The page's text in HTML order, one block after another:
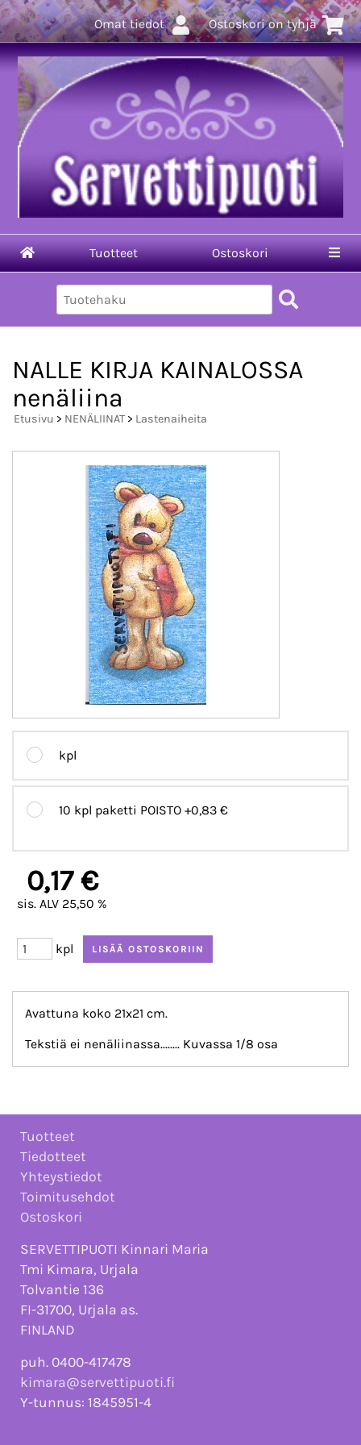
Omat tiedot Ostoskori on tyhjä
Tuotteet Ostoskori
NALLE KIRJA KAINALOSSA
nenäliina
Etusivu > NENÄLIINAT> Lastenaiheita
kpl
10 kpl paketti POISTO +0,83 €
0,17 €
sis. ALV 25,50 %
kpl
Avattuna koko 21x21 cm.
Tekstiä ei nenäliinassa........ Kuvassa 1/8 osa
Tuotteet
Tiedotteet
Yhteystiedot
Toimitusehdot
Ostoskori
SERVETTIPUOTI Kinnari Maria
Tmi Kimara, Urjala
Tolvantie 136
FI-31700, Urjala as.
FINLAND
puh. 0400-417478
kimara@servettipuoti.fi
Y-tunnus: 1845951-4